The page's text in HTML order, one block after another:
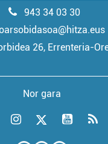
943 34 03 30
26, Errenteria-
Nor gara